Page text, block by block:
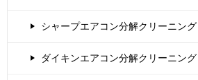
シャープエアコン分解クリーニン
ダイキンエアコン分解クリーニン